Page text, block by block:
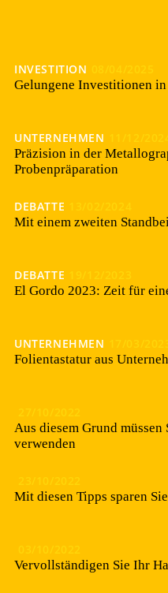
INVESTITION
Gelungene Investitionen
UNTERNEHMEN
Präzision in der
Probenpräparation
DEBATTE
Mit einem zweiten
DEBATTE
El Gordo 2023: Zeit für
UNTERNEHMEN
Folientastatur aus
Aus diesem Grund
verwenden
Mit diesen Tipps sparen
Vervollständigen Sie Ihr